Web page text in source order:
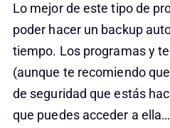
Lo mejor de este tipo de
poder hacer un backup
tiempo. Los programas y
(aunque te recomiendo
de seguridad que estás
que puedes acceder a